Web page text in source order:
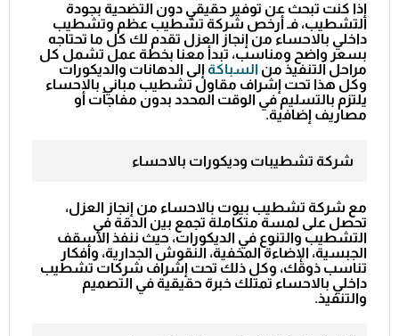
إذا كنت تبحث عن توفير حقيقي دون التضحية بجودة
التشطيب، فـ أرخص شركة تشطيب عظم وتشطيب
داخلي بالاحساء من إنجاز العزل تقدم لك كل ما تحتاجه
بسعر واضح ومناسب، تبدأ معنا بخطة عمل تشمل كل
مراحل التنفيذ من السباكة إلى الدهانات والديكورات
وكل هذا تحت إشراف مقاول تشطيب مباني بالاحساء
يلتزم بالتسليم في الوقت المحدد بدون مفاجآت أو
مصاريف إضافية.
شركة تشطيبات وديكورات بالاحساء
مع شركة تشطيب بيوت بالاحساء من إنجاز العزل،
تحصل على لمسة متكاملة تجمع بين الدقة في
التشطيب والتنوع في الديكورات، حيث ننفذ الأسقف
الجبسية، الإضاءة المخفية، النقوش الجدارية، وأفكار
تناسب ذوقك، وكل ذلك تحت إشراف شركات تشطيب
داخلي بالاحساء تمتلك خبرة حقيقية في التصميم
والتنفيذ.